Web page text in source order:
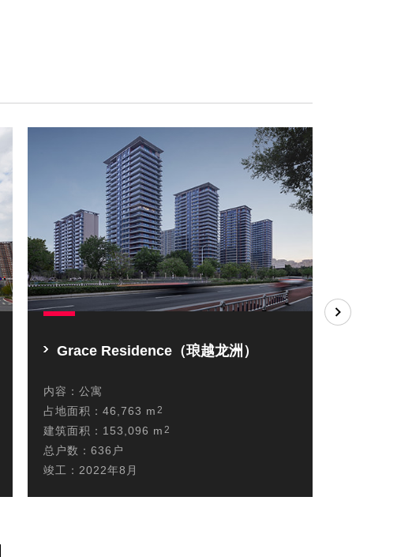
Grace Residence（琅越龙洲）
内容：公寓
占地面积： 46,763 m 2
建筑面积： 153,096 m 2
总户数： 636户
竣工： 2022年8月